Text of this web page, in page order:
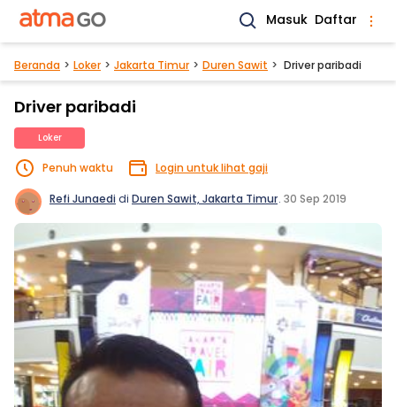
Masuk Daftar
Beranda Loker Jakarta Timur Duren Sawit Driver paribadi
Driver paribadi
Loker
Penuh waktu Login untuk lihat gaji
Refi Junaedidi Duren Sawit, Jakarta Timur. 30 Sep 2019